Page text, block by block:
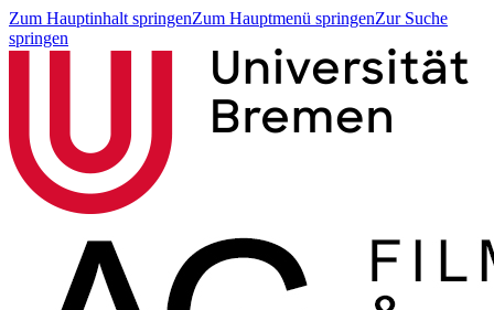
Zum Hauptinhalt springenZum Hauptmenü springenZur Suche
springen